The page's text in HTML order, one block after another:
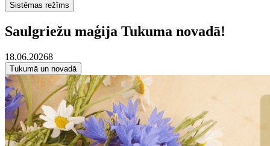
Sistēmas režīms
Saulgriežu maģija Tukuma novadā!
18.06.20268
Tukumā un novadā